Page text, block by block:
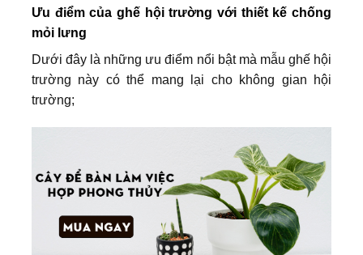
Ưu điểm của ghế hội trường với thiết kế chống
mỏi lưng
Dưới đây là những ưu điểm nổi bật mà mẫu ghế hội
trường này có thể mang lại cho không gian hội
trường;